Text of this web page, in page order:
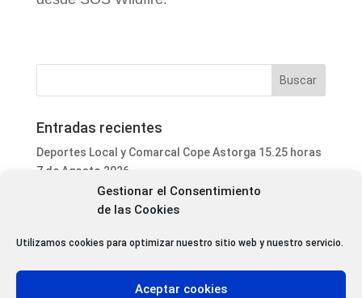
Gestionar el Consentimiento
de las Cookies
Utilizamos cookies para optimizar nuestro sitio web y nuestro servicio.
Aceptar cookies
Entradas recientes
Deportes Local y Comarcal Cope Astorga 15.25 horas
7 de Agosto 2026
Informativo Mediodía Cope Astorga 14.20 horas 7 de
Agosto 2026
San Justo de la Vega acoge este fin de semana un